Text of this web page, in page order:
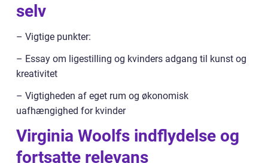
selv
– Vigtige punkter:
– Essay om ligestilling og kvinders adgang til kunst og
kreativitet
– Vigtigheden af eget rum og økonomisk
uafhængighed for kvinder
Virginia Woolfs indflydelse og
fortsatte relevans